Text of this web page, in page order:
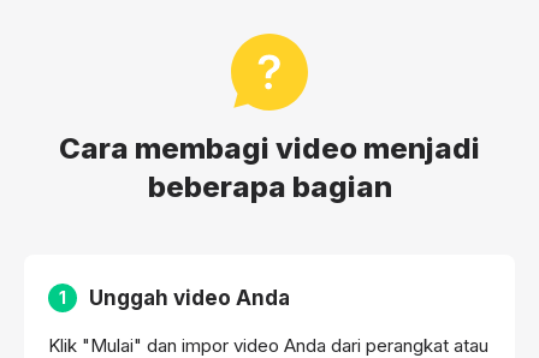
Cara membagi video menjadi
beberapa bagian
1 Unggah video Anda
Klik "Mulai" dan impor video Anda dari perangkat atau